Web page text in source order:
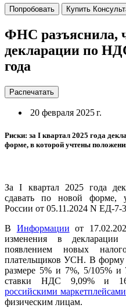
Попробовать Купить
ФНС разъяснила,
декларации по
года
Распечатать
20 февраля 2025 г.
Риски: за I квартал 2025 года
форме, в которой учтены
За I квартал 2025 года
сдавать по новой форме,
России от 05.11.2024 N ЕД-7-
В Информации от
изменения в декларации
появлением новых
плательщиков УСН. В форму
размере 5% и 7%, 5/105%
ставки НДС 9,09% и
российскими маркетплейсами
физическим лицам.